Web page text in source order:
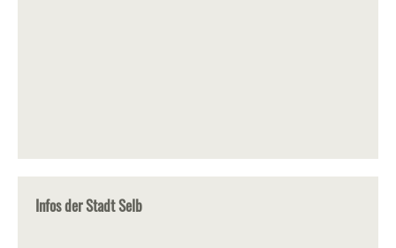
Infos der Stadt Selb